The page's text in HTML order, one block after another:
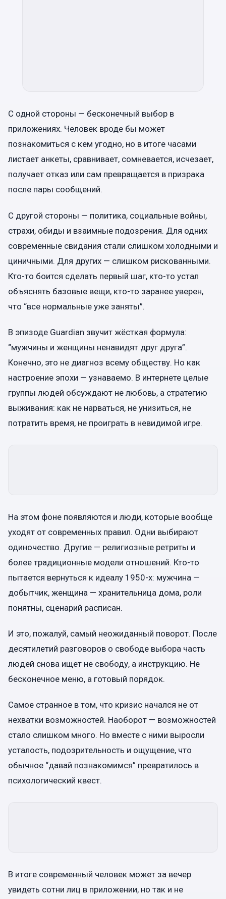
С одной стороны — бесконечный выбор в
приложениях. Человек вроде бы может
познакомиться с кем угодно, но в итоге часами
листает анкеты, сравнивает, сомневается, исчезает,
получает отказ или сам превращается в призрака
после пары сообщений.
С другой стороны — политика, социальные войны,
страхи, обиды и взаимные подозрения. Для одних
современные свидания стали слишком холодными и
циничными. Для других — слишком рискованными.
Кто-то боится сделать первый шаг, кто-то устал
объяснять базовые вещи, кто-то заранее уверен,
что “все нормальные уже заняты”.
В эпизоде Guardian звучит жёсткая формула:
“мужчины и женщины ненавидят друг друга”.
Конечно, это не диагноз всему обществу. Но как
настроение эпохи — узнаваемо. В интернете целые
группы людей обсуждают не любовь, а стратегию
выживания: как не нарваться, не унизиться, не
потратить время, не проиграть в невидимой игре.
На этом фоне появляются и люди, которые вообще
уходят от современных правил. Одни выбирают
одиночество. Другие — религиозные ретриты и
более традиционные модели отношений. Кто-то
пытается вернуться к идеалу 1950-х: мужчина —
добытчик, женщина — хранительница дома, роли
понятны, сценарий расписан.
И это, пожалуй, самый неожиданный поворот. После
десятилетий разговоров о свободе выбора часть
людей снова ищет не свободу, а инструкцию. Не
бесконечное меню, а готовый порядок.
Самое странное в том, что кризис начался не от
нехватки возможностей. Наоборот — возможностей
стало слишком много. Но вместе с ними выросли
усталость, подозрительность и ощущение, что
обычное “давай познакомимся” превратилось в
психологический квест.
В итоге современный человек может за вечер
увидеть сотни лиц в приложении, но так и не